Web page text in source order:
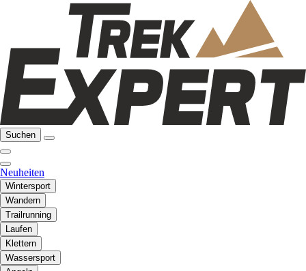
Suchen
Neuheiten
Wintersport
Wandern
Trailrunning
Laufen
Klettern
Wassersport